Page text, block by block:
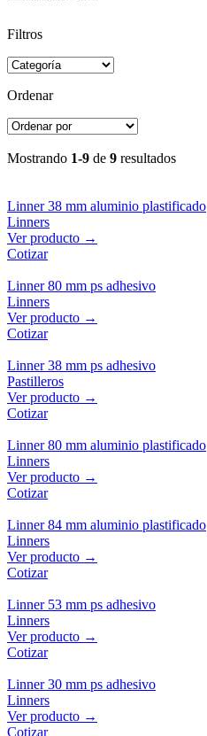
Filtros
Ordenar
Mostrando 1-9 de 9 resultados
Linner 38 mm aluminio plastificado
Linners
Ver producto →
Cotizar
Linner 80 mm ps adhesivo
Linners
Ver producto →
Cotizar
Linner 38 mm ps adhesivo
Pastilleros
Ver producto →
Cotizar
Linner 80 mm aluminio plastificado
Linners
Ver producto →
Cotizar
Linner 84 mm aluminio plastificado
Linners
Ver producto →
Cotizar
Linner 53 mm ps adhesivo
Linners
Ver producto →
Cotizar
Linner 30 mm ps adhesivo
Linners
Ver producto →
Cotizar